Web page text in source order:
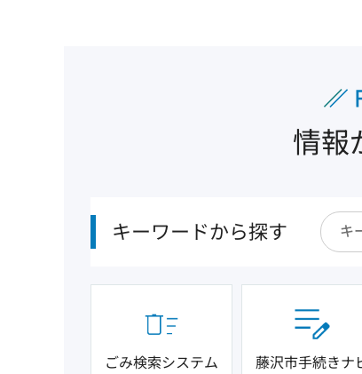
情報
キーワードから探す
ごみ検索システム 藤沢市手続きナ